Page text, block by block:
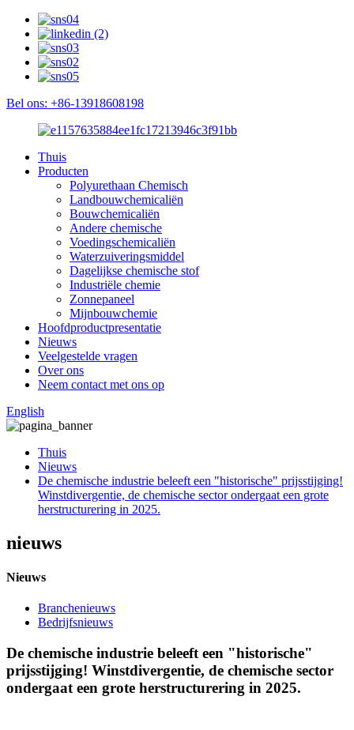
Bel ons: +86-13918608198
Thuis
Producten
Polyurethaan Chemisch
Landbouwchemicaliën
Bouwchemicaliën
Andere chemische
Voedingschemicaliën
Waterzuiveringsmiddel
Dagelijkse chemische stof
Industriële chemie
Zonnepaneel
Mijnbouwchemie
Hoofdproductpresentatie
Nieuws
Veelgestelde vragen
Over ons
Neem contact met ons op
English
Thuis
Nieuws
De chemische industrie beleeft een "historische" prijsstijging!
Winstdivergentie, de chemische sector ondergaat een grote
herstructurering in 2025.
nieuws
Nieuws
Branchenieuws
Bedrijfsnieuws
De chemische industrie beleeft een "historische"
prijsstijging! Winstdivergentie, de chemische sector
ondergaat een grote herstructurering in 2025.